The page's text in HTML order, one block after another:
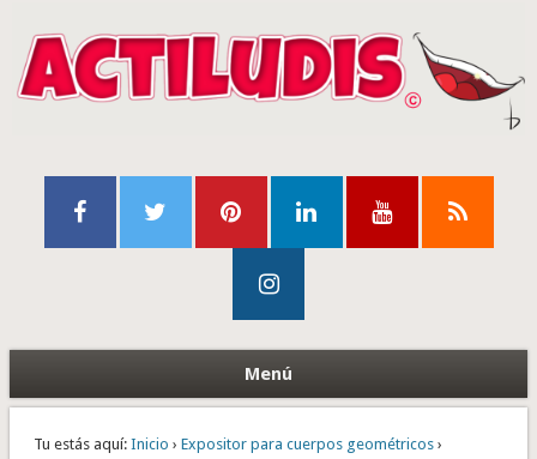
Menú
Tu estás aquí: Inicio › Expositor para cuerpos geométricos›